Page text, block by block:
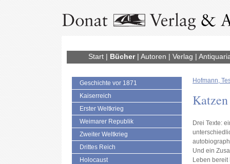
Start| Bücher| Autoren | Verlag |
Geschichte vor 1871
Kaiserreich
Erster Weltkrieg
Weimarer Republik
Zweiter Weltkrieg
Drittes Reich
Holocaust
Hofmann,
Drei Texte:
Und ein
Leben